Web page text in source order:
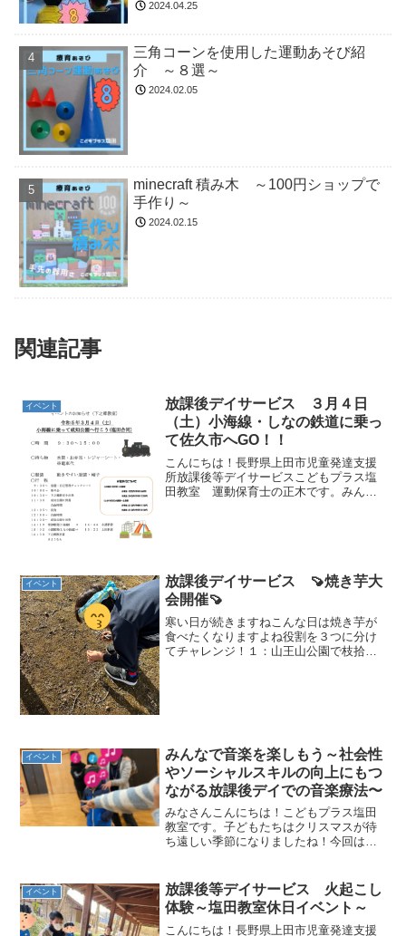
2024.04.25
三角コーンを使用した運動あそび紹
介 ～８選～
2024.02.05
minecraft 積み木 ～100円ショップで
手作り～
2024.02.15
関連記事
イベント
放課後デイサービス ３月４日
（土）小海線・しなの鉄道に乗っ
て佐久市へGO！！
こんにちは！長野県上田市児童発達支援
所放課後等デイサービスこどもプラス塩
田教室 運動保育士の正木です。みんな
イベント
放課後デイサービス 🍠焼き芋大
会開催🍠
寒い日が続きますねこんな日は焼き芋が
食べたくなりますよね役割を３つに分け
てチャレンジ！１：山王山公園で枝拾い
イベント
みんなで音楽を楽しもう～社会性
やソーシャルスキルの向上にもつ
ながる放課後デイでの音楽療法〜
みなさんこんにちは！こどもプラス塩田
教室です。子どもたちはクリスマスが待
ち遠しい季節になりましたね！今回はこ
う！〜音楽療法の会〜」の活動内容につ
いてご紹介いたします。みな...
イベント
放課後等デイサービス 火起こし
体験～塩田教室休日イベント～
こんにちは！長野県上田市児童発達支援